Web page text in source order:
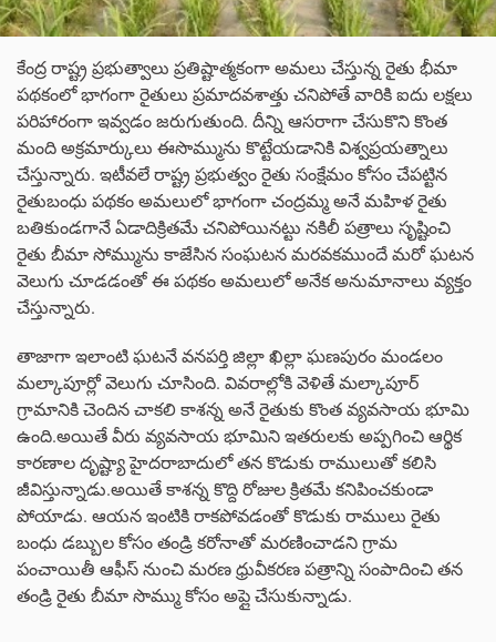
కేంద్ర రాష్ట్ర ప్రభుత్వాలు ప్రతిష్టాత్మకంగా అమలు చేస్తున్న రైతు భీమా
పథకంలో భాగంగా రైతులు ప్రమాదవశాత్తు చనిపోతే వారికి ఐదు లక్షలు
పరిహారంగా ఇవ్వడం జరుగుతుంది. దీన్ని ఆసరాగా చేసుకొని కొంత
మంది అక్రమార్కులు ఈసొమ్మును కొట్టేయడానికి విశ్వప్రయత్నాలు
చేస్తున్నారు. ఇటీవలే రాష్ట్ర ప్రభుత్వం రైతు సంక్షేమం కోసం చేపట్టిన
రైతుబంధు పథకం అమలులో భాగంగా చంద్రమ్మ అనే మహిళ రైతు
బతికుండగానే ఏడాదిక్రితమే చనిపోయినట్టు నకిలీ పత్రాలు సృష్టించి
రైతు బీమా సోమ్మును కాజేసిన సంఘటన మరవకముందే మరో ఘటన
వెలుగు చూడడంతో ఈ పథకం అమలులో అనేక అనుమానాలు వ్యక్తం
చేస్తున్నారు.
తాజాగా ఇలాంటి ఘటనే వనపర్తి జిల్లా ఖిల్లా ఘణపురం మండలం
మల్కాపూర్లో వెలుగు చూసింది. వివరాల్లోకి వెళితే మల్కాపూర్
గ్రామానికి చెందిన చాకలి కాశన్న అనే రైతుకు కొంత వ్యవసాయ భూమి
ఉంది.అయితే వీరు వ్యవసాయ భూమిని ఇతరులకు అప్పగించి ఆర్థిక
కారణాల దృష్ట్యా హైదరాబాదులో తన కొడుకు రాములుతో కలిసి
జీవిస్తున్నాడు.అయితే కాశన్న కొద్ది రోజుల క్రితమే కనిపించకుండా
పోయాడు. ఆయన ఇంటికి రాకపోవడంతో కొడుకు రాములు రైతు
బంధు డబ్బుల కోసం తండ్రి కరోనాతో మరణించాడని గ్రామ
పంచాయితీ ఆఫీస్ నుంచి మరణ ధ్రువీకరణ పత్రాన్ని సంపాదించి తన
తండ్రి రైతు బీమా సొమ్ము కోసం అప్లై చేసుకున్నాడు.